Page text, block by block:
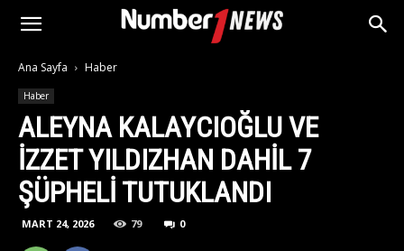
Ana Sayfa Haber
Haber
ALEYNA KALAYCIOĞLU VE
İZZET YILDIZHAN DAHIL 7
ŞÜPHELI TUTUKLANDI
MART 24, 2026 79 0